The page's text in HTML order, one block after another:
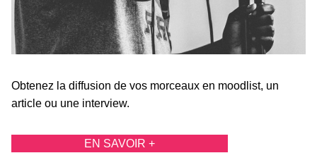
Obtenez la diffusion de vos morceaux en moodlist, un
article ou une interview.
EN SAVOIR +